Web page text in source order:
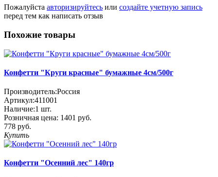
Пожалуйста авторизируйтесь или создайте учетную запись
перед тем как написать отзыв
Похожие товары
Конфетти "Круги красные" бумажные 4см/500г
Производитель:Россия
Артикул:411001
Наличие:1 шт.
Розничная цена: 1401 руб.
778 руб.
Купить
Конфетти "Осенний лес" 140гр